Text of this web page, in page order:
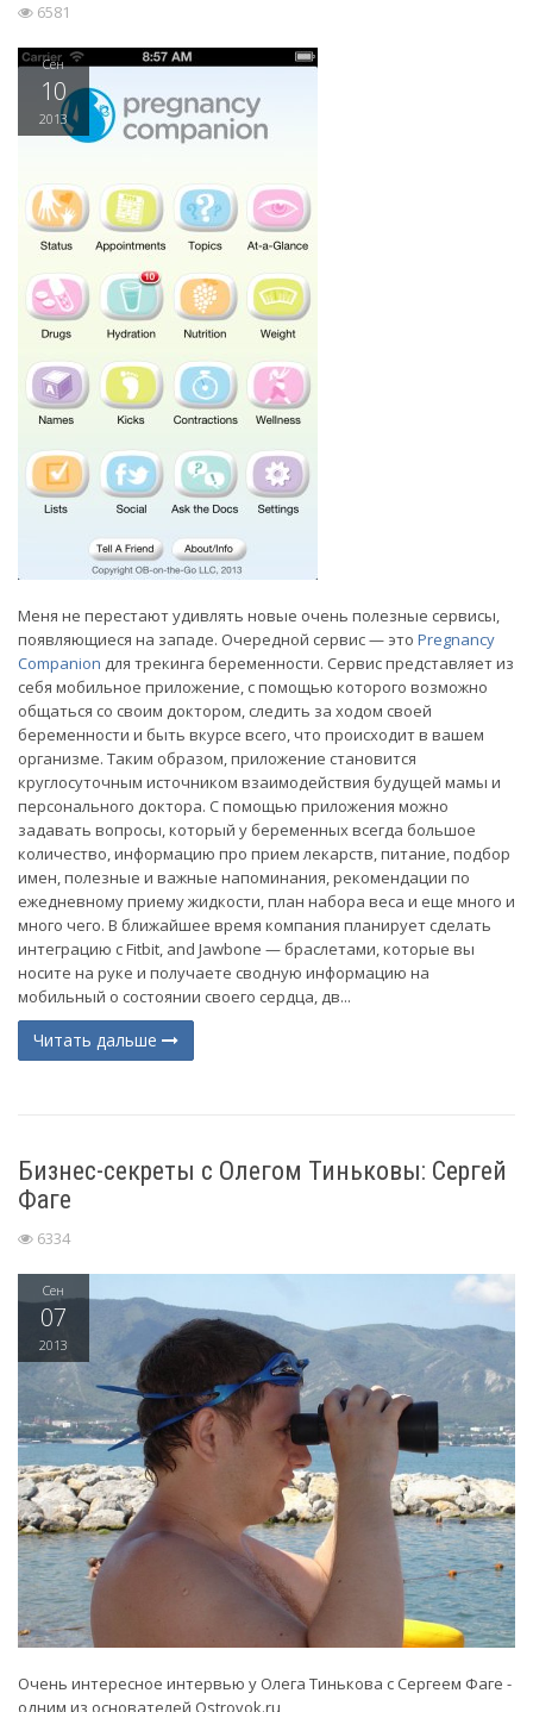
6581
Сен
10
2013
Меня не перестают удивлять новые очень полезные сервисы,
появляющиеся на западе. Очередной сервис — это Pregnancy
Companion для трекинга беременности. Сервис представляет из
себя мобильное приложение, с помощью которого возможно
общаться со своим доктором, следить за ходом своей
беременности и быть вкурсе всего, что происходит в вашем
организме. Таким образом, приложение становится
круглосуточным источником взаимодействия будущей мамы и
персонального доктора. С помощью приложения можно
задавать вопросы, который у беременных всегда большое
количество, информацию про прием лекарств, питание, подбор
имен, полезные и важные напоминания, рекомендации по
ежедневному приему жидкости, план набора веса и еще много и
много чего. В ближайшее время компания планирует сделать
интеграцию с Fitbit, and Jawbone — браслетами, которые вы
носите на руке и получаете сводную информацию на
мобильный о состоянии своего сердца, дв...
Читать дальше
Бизнес-секреты с Олегом Тиньковы: Сергей
Фаге
6334
Сен
07
2013
Очень интересное интервью у Олега Тинькова с Сергеем Фаге -
одним из основателей Ostrovok.ru